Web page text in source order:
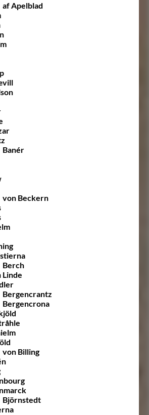
af Apelblad
Banér
von Beckern
Berch
Linde
Bergencrantz
Bergencrona
von Billing
Björnstedt